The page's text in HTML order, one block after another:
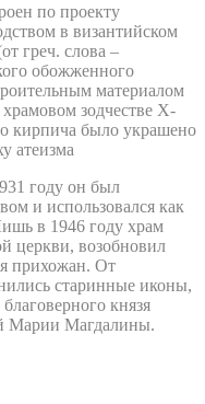
по проекту
в византийском
греч. слова –
обожженного
материалом
зодчестве X-
кирпича было украшено
атеизма
году он был
и использовался как
в 1946 году храм
церкви, возобновил
прихожан. От
старинные иконы,
князя
Марии Магдалины.